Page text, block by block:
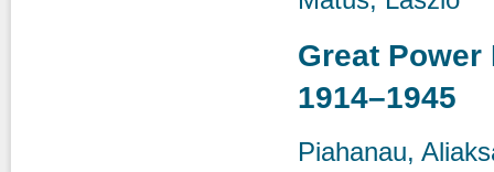
Great
1914–1945
Piahanau,